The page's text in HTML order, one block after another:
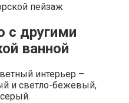
с другими
ванной
интерьер –
и светло-бежевый,